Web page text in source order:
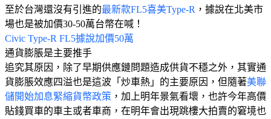
至於台灣還沒有引進的最新款FL5喜美Type-R ，據說在北美市
場也是被加價30-50萬台幣在喊！
Civic Type-R FL5據說加價50萬
通貨膨脹是主要推手
追究其原因，除了早期供應鏈問題造成供貨不穩之外，其實通
貨膨脹效應四溢也是這波「炒車熱」的主要原因，但隨著美聯
儲開始加息緊縮貨幣政策 ，加上明年景氣看壞，也許今年高價
貼錢買車的車主或者車商，在明年會出現跳樓大拍賣的窘境也